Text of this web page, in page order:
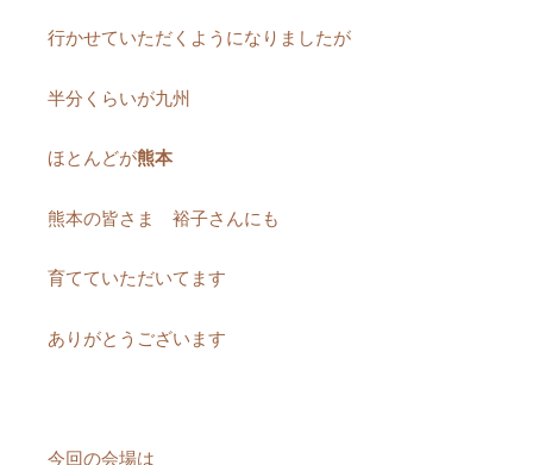
行かせていただくようになりましたが
半分くらいが九州
ほとんどが熊本
熊本の皆さま 裕子さんにも
育てていただいてます
ありがとうございます
今回の会場は